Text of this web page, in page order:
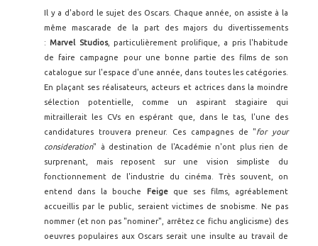
Il y a d'abord le sujet des Oscars. Chaque année, on assiste à la
même mascarade de la part des majors du divertissements
:Marvel Studios, particulièrement prolifique, a pris l'habitude
de faire campagne pour une bonne partie des films de son
catalogue sur l'espace d'une année, dans toutes les catégories.
En plaçant ses réalisateurs, acteurs et actrices dans la moindre
sélection potentielle, comme un aspirant stagiaire qui
mitraillerait les CVs en espérant que, dans le tas, l'une des
candidatures trouvera preneur. Ces campagnes de "for your
consideration" à destination de l'Académie n'ont plus rien de
surprenant, mais reposent sur une vision
simpliste du
fonctionnement de l'industrie du cinéma. Très souvent, on
entend dans la bouche
Feige que ses films, agréablement
accueillis par le public, seraient victimes de snobisme. Ne pas
nommer (et non pas "nominer", arrêtez ce fichu anglicisme) des
oeuvres populaires aux Oscars serait une insulte au travail de